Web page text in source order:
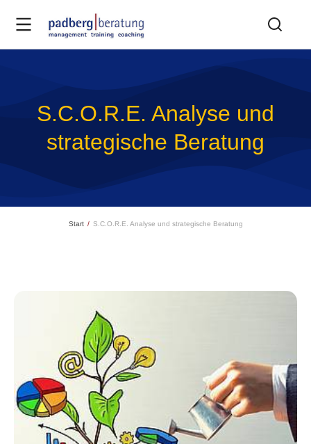
S.C.O.R.E. Analyse und
strategische Beratung
Sie befinden sich hier:
Start S.C.O.R.E. Analyse und strategische Beratung